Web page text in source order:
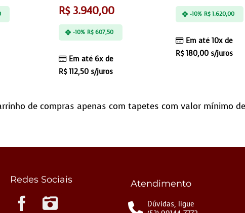
R$3.940,00
Em até 6x de
R$112,50s/juros
-10% R$ 607,50
Em até 10x de
R$180,00s/juros
-10% R$ 1.620,00
de compras apenas com tapetes com valor mínimo
Redes Sociais Atendimento
Dúvidas, ligue